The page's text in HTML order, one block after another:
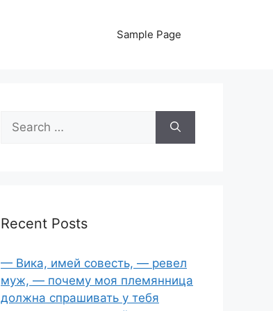
Sample Page
Search
for:
Recent Posts
— Вика, имей совесть, — ревел
муж, — почему моя племянница
должна спрашивать у тебя